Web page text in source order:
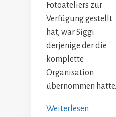
Fotoateliers zur
Verfügung gestellt
hat, war Siggi
derjenige der die
komplette
Organisation
übernommen hatte.
Weiterlesen